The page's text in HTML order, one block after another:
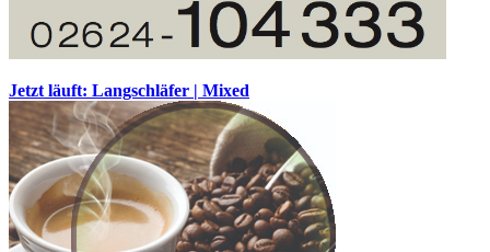
Jetzt läuft: Langschläfer | Mixed